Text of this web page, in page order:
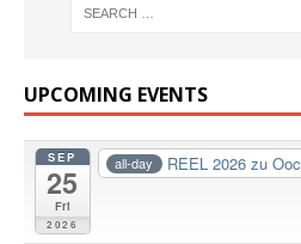
UPCOMING EVENTS
SEP
25
Fri
2026
all-day REEL 2026 zu